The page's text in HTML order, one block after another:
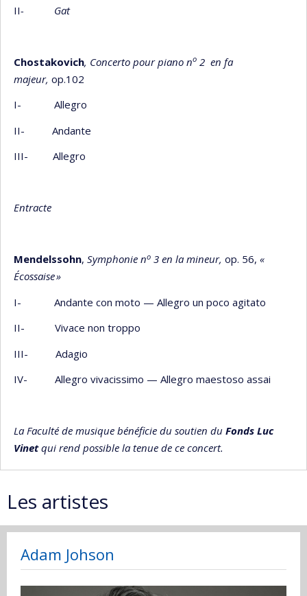
II- Gat
Chostakovich, Concerto pour piano no 2 en fa
majeur, op.102
I- Allegro
II- Andante
III- Allegro
Entracte
Mendelssohn, Symphonie no 3 en la mineur, op. 56, «
Écossaise»
I- Andante con moto — Allegro un poco agitato
II- Vivace non troppo
III- Adagio
IV- Allegro vivacissimo — Allegro maestoso assai
La Faculté de musique bénéficie du soutien du Fonds Luc
Vinetqui rend possible la tenue de ce concert.
Les artistes
Adam Johson